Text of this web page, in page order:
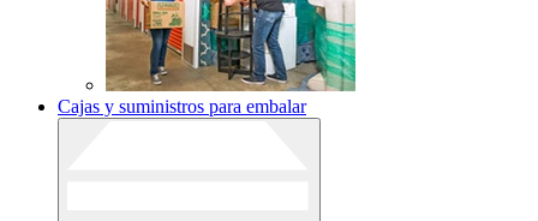
Cajas y suministros para embalar